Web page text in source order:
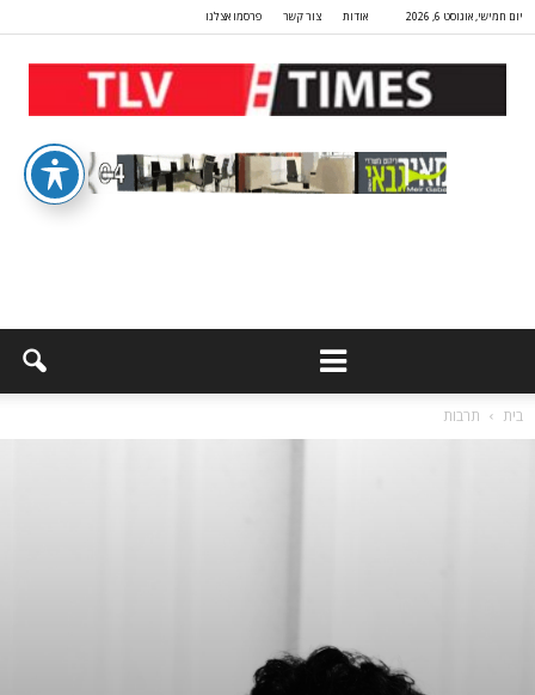
יום חמישי, אוגוסט 6, 2026 אודות צור קשר פרסמו אצלנו
בית תרבות